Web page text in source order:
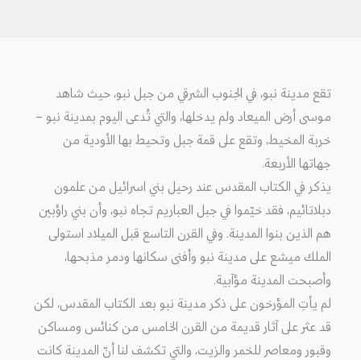
تقع مدينة نبو، في الجنوب الشرقي من جبل نبو، حيث شاهد
موسى أرض الميعاد ولم يدخلها، والتي تُدعى اليوم بمدينة نبو –
خربة المخيط، وتقع على قمة جبل وتحيط بها الأودية من
جهاتها الأربعة.
يذكر في الكتاب المقدس عند رحيل بني اسرائيل من علمون
دبلاتائيم، فقد خيّموا في جبل العباريم تجاه نبو، وأن بني راؤبين
هم الذين بنوا المدينة. وفي القرن التاسع قبل الميلاد استولى
الملك ميشع على مدينة نبو وأفنى سكانها ودمر مذبحها،
وأصبحت المدينة مؤآبية.
لم يأتِ المؤرخون على ذكر مدينة نبو بعد الكتاب المقدس، لكن
قد عثر على آثار قديمة من القرن الخامس من كنائس ومساكن
وقبور ومعاصر للخمر والزيت، والتي تكشف لنا أنّ المدينة كانت